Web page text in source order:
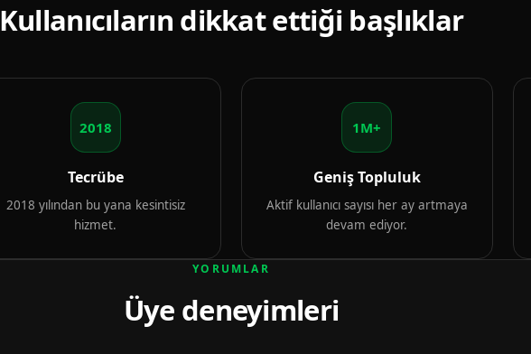
Kullanıcıların dikkat ettiği başlıklar
2018
Tecrübe
2018 yılından bu yana kesintisiz
hizmet.
1M+
Geniş Topluluk
Aktif kullanıcı sayısı her ay artmaya
devam ediyor.
YORUMLAR
Üye deneyimleri